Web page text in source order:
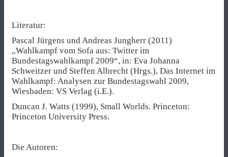
Literatur:
Pascal Jürgens und Andreas Jungherr (2011)
„Wahlkampf vom Sofa aus: Twitter im
Bundestagswahlkampf 2009“, in: Eva Johanna
Schweitzer und Steffen Albrecht (Hrgs.), Das Internet im
Wahlkampf: Analysen zur Bundestagswahl 2009,
Wiesbaden: VS Verlag (i.E.).
Duncan J. Watts (1999), Small Worlds. Princeton:
Princeton University Press.
Die Autoren: